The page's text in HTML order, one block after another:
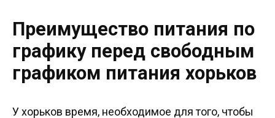
Преимущество питания по
графику перед свободным
графиком питания хорьков
У хорьков время, необходимое для того, чтобы